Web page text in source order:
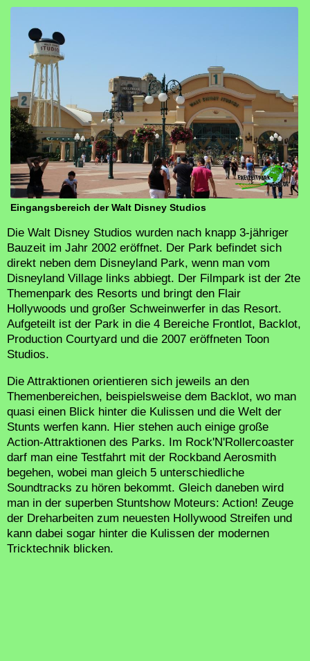
Eingangsbereich der Walt Disney Studios
Die Walt Disney Studios wurden nach knapp 3-jähriger
Bauzeit im Jahr 2002 eröffnet. Der Park befindet sich
direkt neben dem Disneyland Park, wenn man vom
Disneyland Village links abbiegt. Der Filmpark ist der 2te
Themenpark des Resorts und bringt den Flair
Hollywoods und großer Schweinwerfer in das Resort.
Aufgeteilt ist der Park in die 4 Bereiche Frontlot, Backlot,
Production Courtyard und die 2007 eröffneten Toon
Studios.
Die Attraktionen orientieren sich jeweils an den
Themenbereichen, beispielsweise dem Backlot, wo man
quasi einen Blick hinter die Kulissen und die Welt der
Stunts werfen kann. Hier stehen auch einige große
Action-Attraktionen des Parks. Im Rock'N'Rollercoaster
darf man eine Testfahrt mit der Rockband Aerosmith
begehen, wobei man gleich 5 unterschiedliche
Soundtracks zu hören bekommt. Gleich daneben wird
man in der superben Stuntshow Moteurs: Action! Zeuge
der Dreharbeiten zum neuesten Hollywood Streifen und
kann dabei sogar hinter die Kulissen der modernen
Tricktechnik blicken.